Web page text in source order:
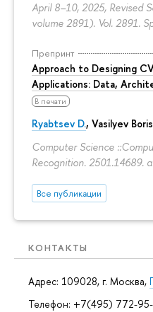
April 8–10, 2025, Revised
volume 2891). Vol. 2891.
Препринт
Approach to Designing
Applications: Data,
В печати
Ryabtsev D., Vasilyev Boris
Computer Science
Recognition. 2501.14689.
Все публикации
КОНТАКТЫ
Адрес: 109028, г. Москва,
Телефон: +7(495) 772-